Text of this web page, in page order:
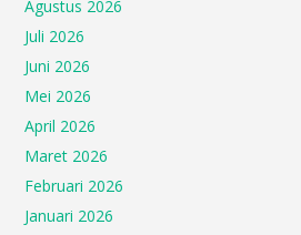
Agustus 2026
Juli 2026
Juni 2026
Mei 2026
April 2026
Maret 2026
Februari 2026
Januari 2026